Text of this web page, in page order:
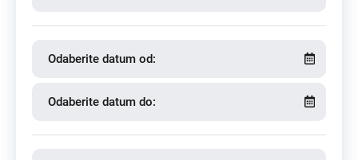
Odaberite datum od:
Odaberite datum do: